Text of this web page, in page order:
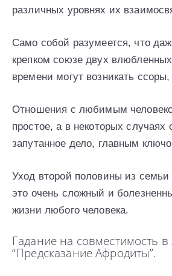
различных уровнях их
Само собой разумеется, что
крепком союзе двух
времени могут возникать
Отношения с любимым
простое, а в некоторых случаях
запутанное дело, главным
Уход второй половины из
это очень сложный и
жизни любого человека.
Гадание на совместимость
“Предсказание Афродиты”.